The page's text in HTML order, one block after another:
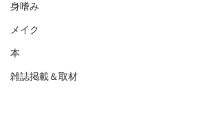
身嗜み
メイク
本
雑誌掲載＆取材